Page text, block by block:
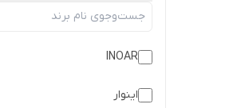
INOAR
اینوار